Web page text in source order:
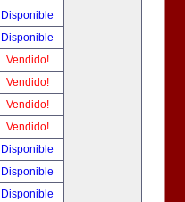
Disponible
Disponible
Vendido!
Vendido!
Vendido!
Vendido!
Disponible
Disponible
Disponible